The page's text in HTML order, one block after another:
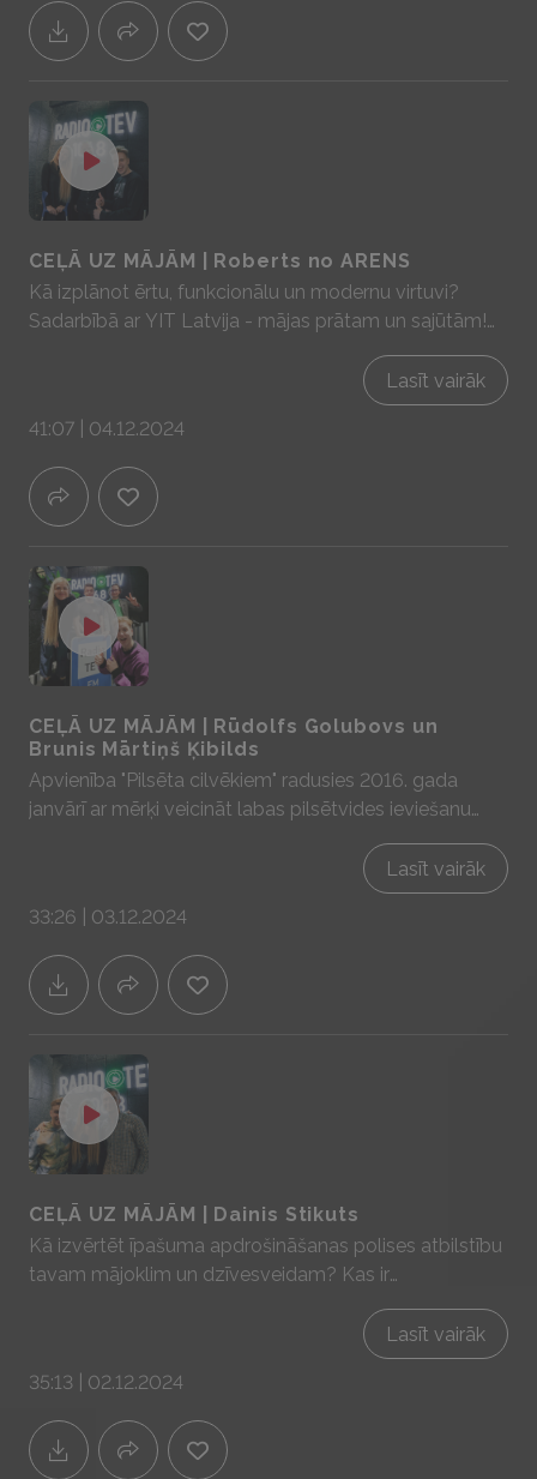
CEĻĀ UZ MĀJĀM | Roberts no ARENS
Kā izplānot ērtu, funkcionālu un modernu virtuvi?
Sadarbībā ar YIT Latvija - mājas prātam un sajūtām!
Lasīt vairāk
41:07 | 04.12.2024
CEĻĀ UZ MĀJĀM | Rūdolfs Golubovs un
Brunis Mārtiņš Ķibilds
Apvienība "Pilsēta cilvēkiem" radusies 2016. gada
janvārī ar mērķi veicināt labas pilsētvides ieviešanu
Rīgā un citās Latvijas pilsētās. Sarunā ar Rūdolfu un
Bruni Mārtiņu iedrošinām ikvienu no mums
aizdomāties kā mēs katrs varam uzlabot vidi, kurā
dzīvojam. Sadarbībā ar YIT Latvija - mājas prātam un
sajūtām! www.yit.lv
Lasīt vairāk
33:26 | 03.12.2024
CEĻĀ UZ MĀJĀM | Dainis Stikuts
Kā izvērtēt īpašuma apdrošināšanas polises atbilstību
tavam mājoklim un dzīvesveidam? Kas ir
apdrošinātāja un kas - īpašnieka atbildība veiksmīgi
Lasīt vairāk
35:13 | 02.12.2024